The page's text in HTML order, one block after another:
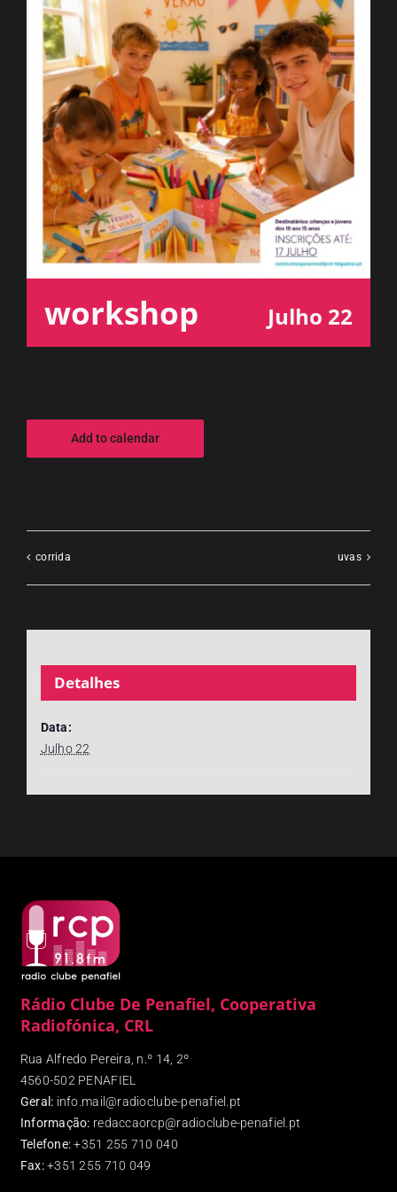
ESPAÇO OUVINTE
A RCP
CONTACTOS
workshop Julho 22
Add to calendar
corrida uvas
Detalhes
Data:
Julho 22
Rádio Clube De Penafiel, Cooperativa
Radiofónica, CRL
Rua Alfredo Pereira, n.º 14, 2º
4560-502 PENAFIEL
Geral: info.mail@radioclube-penafiel.pt
Informação: redaccaorcp@radioclube-penafiel.pt
Telefone: +351 255 710 040
Fax:+351 255 710 049